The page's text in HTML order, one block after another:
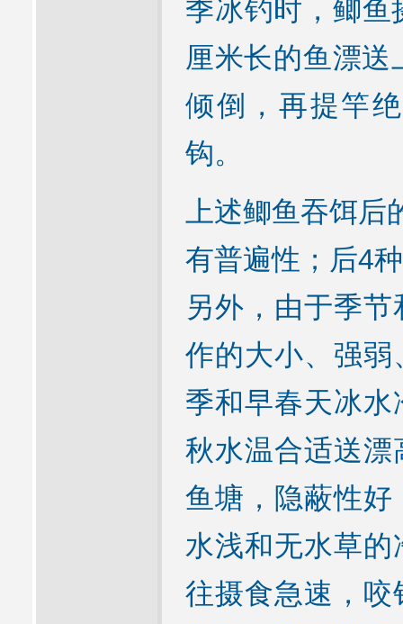
季冰钓时，鲫鱼
厘米长的鱼漂
倾倒，再提竿
钩。
上述鲫鱼吞饵
有普遍性；后4
另外，由于季
作的大小、强
季和早春天冰
秋水温合适送
鱼塘，隐蔽性
水浅和无水草
往摄食急速，